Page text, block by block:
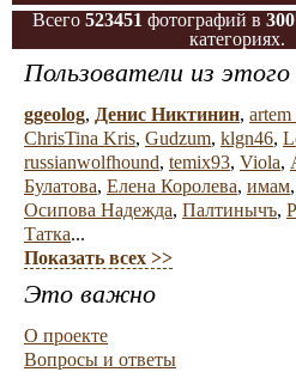
Всего 523451 фотографий в
категориях.
Пользователи из этого
ggeolog, Денис Никтинин, artem
ChrisTina Kris, Gudzum, klgn46,
russianwolfhound, temix93, Viola,
Булатова, Елена Королева, имам,
Осипова Надежда, Палтинычъ,
Татка...
Показать всех >>
Это важно
О проекте
Вопросы и ответы